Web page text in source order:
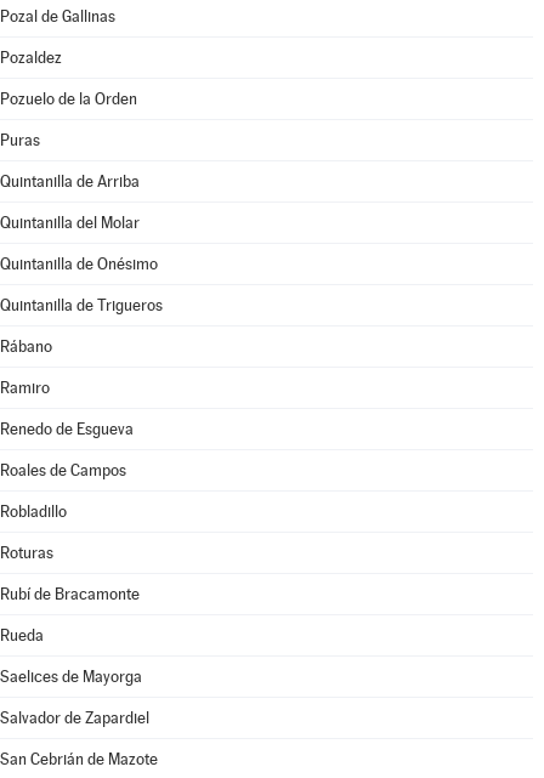
Pozal de Gallinas
Pozaldez
Pozuelo de la Orden
Puras
Quintanilla de Arriba
Quintanilla del Molar
Quintanilla de Onésimo
Quintanilla de Trigueros
Rábano
Ramiro
Renedo de Esgueva
Roales de Campos
Robladillo
Roturas
Rubí de Bracamonte
Rueda
Saelices de Mayorga
Salvador de Zapardiel
San Cebrián de Mazote